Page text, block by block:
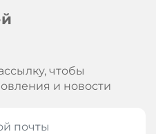
чтобы
и новости